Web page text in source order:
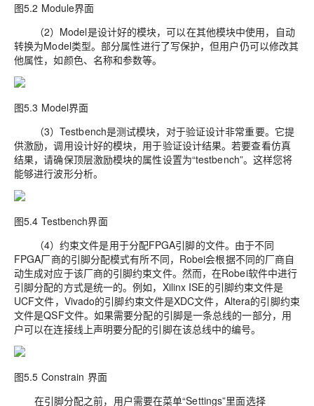
图5.2 Module界面
（2）Model是设计好的模块，可以在其他模块中使用，自动
转换为Model类型。部分属性进行了写保护，但用户仍可以修改其
他属性，如颜色、名称和参数等。
图5.3 Model界面
（3）Testbench是测试模块，对于验证设计非常重要。它提
供激励，调用设计好的模块，用于验证设计结果。若要查看仿真
结果，请确保顶层激励模块的属性设置为“testbench”。这样您将
能够进行波形分析。
图5.4 Testbench界面
（4）约束文件是用于分配FPGA引脚的文件。由于不同
FPGA厂商的引脚分配模式有所不同，Robei会根据不同的厂商自
动生成对应于该厂商的引脚约束文件。然而，在Robei软件中进行
引脚分配的方式是统一的。例如，Xilinx ISE的引脚约束文件是
UCF文件，Vivado的引脚约束文件是XDC文件，Altera的引脚约束
文件是QSF文件。如果需要分配的引脚是一条总线的一部分，用
户可以在连接线上声明要分配的引脚在该总线中的编号。
图5.5 Constrain 界面
在引脚分配之前，用户需要在菜单“Settings”里面选择